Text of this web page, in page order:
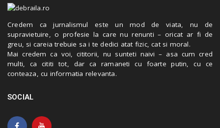
Credem ca jurnalismul este un mod de viata, nu de
supravietuire, o profesie la care nu renunti – oricat ar fi de
greu, si careia trebuie sa i te dedici atat fizic, cat si moral.
Mai credem ca voi, cititorii, nu sunteti naivi – asa cum cred
multi, ca cititi tot, dar ca ramaneti cu foarte putin, cu ce
conteaza, cu informatia relevanta.
SOCIAL